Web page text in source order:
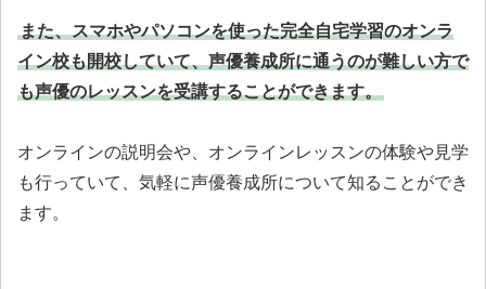
また、スマホやパソコンを使った完全自宅学習のオンラ
イン校も開校していて、声優養成所に通うのが難しい方で
も声優のレッスンを受講することができます。
オンラインの説明会や、オンラインレッスンの体験や見学
も行っていて、気軽に声優養成所について知ることができ
ます。